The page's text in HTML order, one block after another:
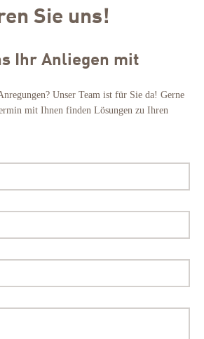
Sie uns!
Ihr Anliegen mit
Unser Team ist für Sie da! Gerne
mit Ihnen finden Lösungen zu Ihren